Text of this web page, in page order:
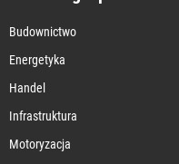
Budownictwo
Energetyka
Handel
Infrastruktura
Motoryzacja